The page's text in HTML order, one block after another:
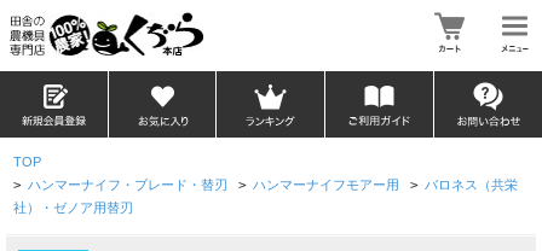
TOP
> ハンマーナイフ・ブレード・替刃 > ハンマーナイフモアー用 > バロネス（共栄
社）・ゼノア用替刃